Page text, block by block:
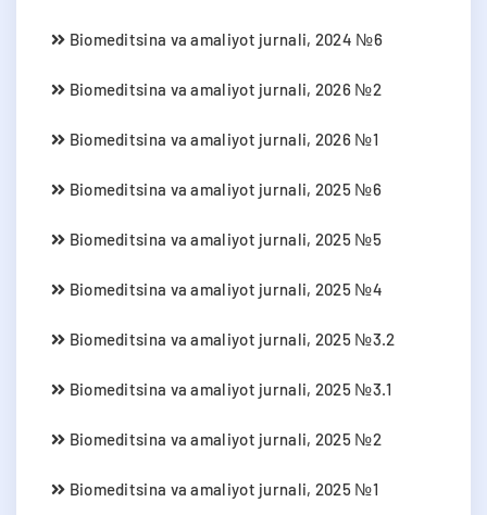
Biomeditsina va amaliyot jurnali, 2024 №6
Biomeditsina va amaliyot jurnali, 2026 №2
Biomeditsina va amaliyot jurnali, 2026 №1
Biomeditsina va amaliyot jurnali, 2025 №6
Biomeditsina va amaliyot jurnali, 2025 №5
Biomeditsina va amaliyot jurnali, 2025 №4
Biomeditsina va amaliyot jurnali, 2025 №3.2
Biomeditsina va amaliyot jurnali, 2025 №3.1
Biomeditsina va amaliyot jurnali, 2025 №2
Biomeditsina va amaliyot jurnali, 2025 №1